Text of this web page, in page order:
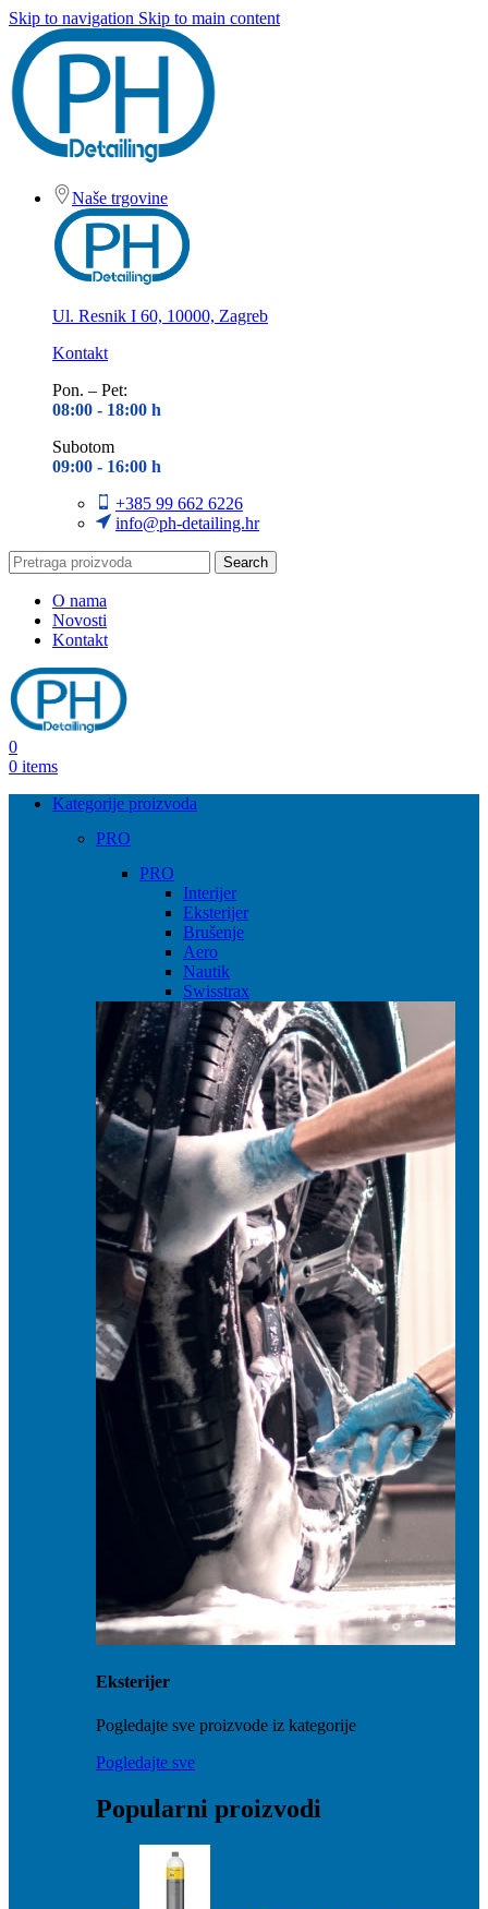
Skip to navigation Skip to main content
Naše trgovine
Ul. Resnik I 60, 10000, Zagreb
Kontakt
Pon. – Pet:
08:00 - 18:00 h
Subotom
09:00 - 16:00 h
+385 99 662 6226
info@ph-detailing.hr
Search
O nama
Novosti
Kontakt
0
0 items
Kategorije proizvoda
PRO
PRO
Interijer
Eksterijer
Brušenje
Aero
Nautik
Swisstrax
Eksterijer
Pogledajte sve proizvode iz kategorije
Pogledajte sve
Popularni proizvodi